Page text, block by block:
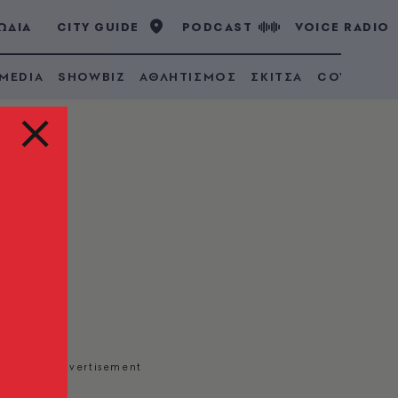
CITY GUIDE PODCAST VOICE RADIO
SHOWBIZ ΑΘΛΗΤΙΣΜΟΣ ΣΚΙΤΣΑ COVID 19